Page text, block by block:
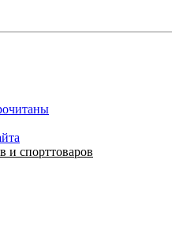
и спорттоваров